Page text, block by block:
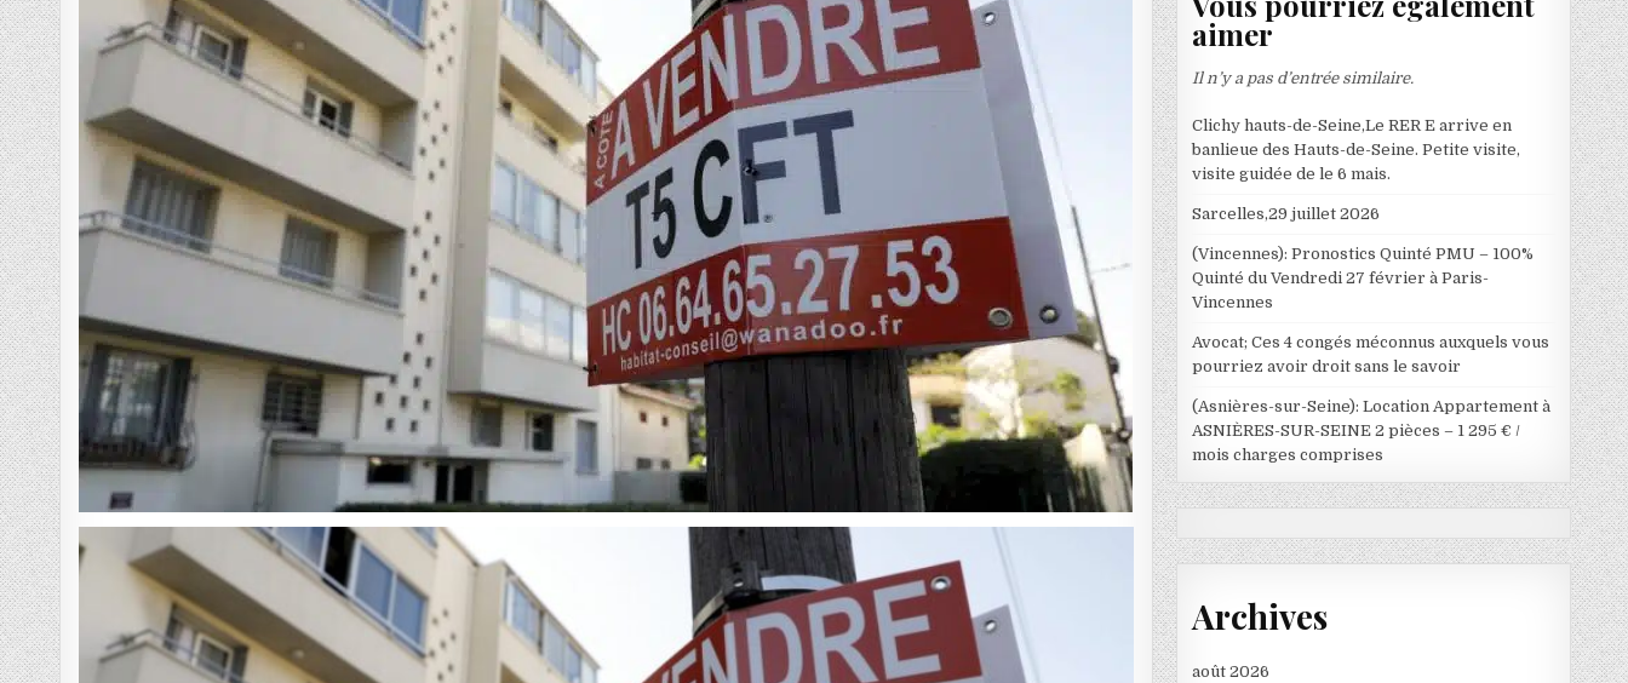
aimer
Il n’y a pas d’entrée similaire.
Clichy hauts-de-Seine,Le RER E arrive en
banlieue des Hauts-de-Seine. Petite visite,
visite guidée de le 6 mais.
Sarcelles,29 juillet 2026
(Vincennes): Pronostics Quinté PMU – 100%
Quinté du Vendredi 27 février à Paris-
Vincennes
Avocat; Ces 4 congés méconnus auxquels vous
pourriez avoir droit sans le savoir
(Asnières-sur-Seine): Location Appartement à
ASNIÈRES-SUR-SEINE 2 pièces – 1 295 € /
mois charges comprises
Archives
août 2026